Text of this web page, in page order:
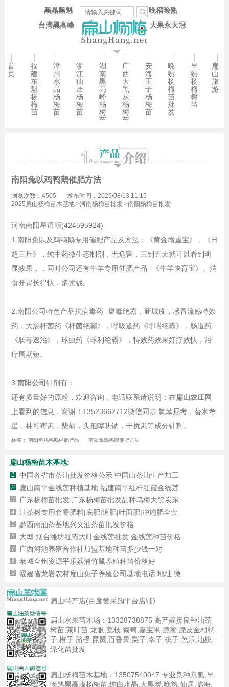
台湾黑高峰
晚稻晚熟
大果永大冠
黑晶黑魁
首
页
福
建
东
魁
杨
梅
苗
漳
州
水
晶
杨
梅
苗
浙
江
仙
居
杨
梅
苗
湖
南
黑
高
峰
杨
梅
苗
广
西
大
黑
炭
杨
梅
苗
安
海
王
子
杨
梅
苗
晚
熟
杨
梅
苗
批
发
早
熟
杨
梅
树
苗
扁
山
旅
游
南阳兔以鸡鸭鹅催肥方法
浏览次数：4505
发布时间：2025/08/13 11:15
2025扁山杨梅苗木基地>河南杨梅苗批发>南阳杨梅苗批发
河南南阳星语顺(424595924)
1.南阳兔以及鸡鸭鹅专用催肥产品及方法：《黄金增重宝》，《日
超三斤》，纯中药微生态制剂，无危害，三到五天就可以看到明
显效果，，同时公司还有牛羊专用催肥产品--《牛羊快育宝》。消
食开胃长得快，多卖钱。
2.南阳公司特色产品抗病毒药--瘟毒绝霸，新城疫，感冒流感特效
药，大肠杆菌药《杆菌绝霸》，呼吸道药《呼喘绝霸》，肠道药
《肠毒速治》，球虫药《球利绝霸》，特效药效果好疗效快，治
疗周期短。
3. 南阳公司针剂有：
还有质量好的原粉，欢迎咨询，电话联系请说明：在扁山农庄网
上看到的信息，谢谢！13523662712微信同步 氟苯尼考，替米考
星，林可霉素，柴胡，头孢噻呋钠，干扰素等成分针剂。
标签： 南阳兔鸡鸭鹅催肥产品 南阳兔鸡鸭鹅催肥方法
扁山杨梅苗木基地:
1 中国各省市茶油批发价格公示 中国山茶油生产加工
2 扁山南平金线莲种植基地 福建南平红杆红霞金线莲
3 广东杨梅苗批发 广东杨梅苗批发品种乌梅大黑炭东
4 油茶树专用套餐肥料|底肥|追肥|叶面肥|冲施肥全套
5 黔西南油茶基地兴义油茶苗批发价格
6 大型 烟台潍坊红霞大叶金线莲批发 金线莲种苗价格
7 广西河池养殖合作社加盟基地种苗多少钱一对
8 恭城全州资源平乐荔浦竹鼠养殖种苗价格好
9 福建省龙岩农村扁山兔子养殖公司基地电话 地址 微
扁山特产店(百度爱采购平台店铺)
扁山水果苗木场： 13328738875 高产嫁接良种油茶
树苗,茶叶苗,龙眼,荔枝,葡萄,嘉宝果,脆蜜,脆皮金柑橘
子,橙子,脐橙,琵琶,百香果,梨子,李子,桃子,芭乐,油桃,
绿化苗批发
扁山杨梅苗木基地： 13507540047 专业良种东魁,早
晚熟黑高峰杨梅苗,纯白水晶,大黑炭,晚熟,仙居,临海,